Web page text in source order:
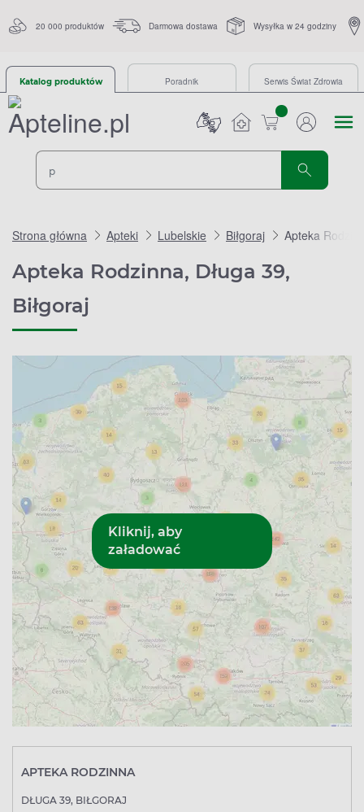
20 000 produktów Darmowa dostawa Wysyłka w 24 godziny
Katalog produktów Poradnik Serwis Świat Zdrowia
sztuk
Strona główna Apteki Lubelskie Biłgoraj Apteka
Apteka Rodzinna, Długa 39,
Biłgoraj
APTEKA RODZINNA
DŁUGA 39, BIŁGORAJ